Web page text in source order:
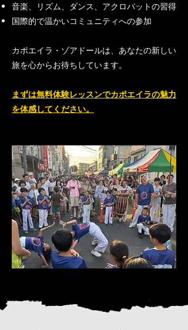
音楽、リズム、ダンス、アクロバットの習得
国際的で温かいコミュニティへの参加
カポエイラ・ゾアドールは、あなたの新しい
旅を心からお待ちしています。
まずは無料体験レッスンでカポエイラの魅力
を体感してください。